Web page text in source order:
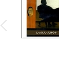
P
r
e
i
u
s